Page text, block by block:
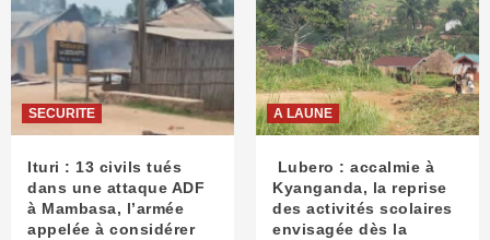
SECURITE
Ituri : 13 civils tués
dans une attaque ADF
à Mambasa, l’armée
appelée à considérer
A LAUNE
Lubero : accalmie à
Kyanganda, la reprise
des activités scolaires
envisagée dès la